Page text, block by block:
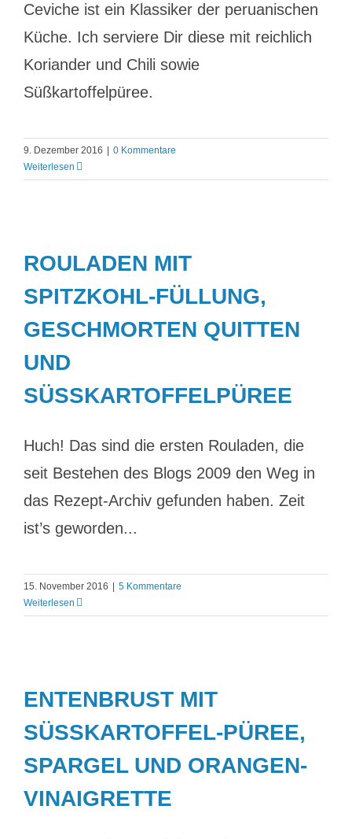
Ceviche ist ein Klassiker der peruanischen
Küche. Ich serviere Dir diese mit reichlich
Koriander und Chili sowie
Süßkartoffelpüree.
9. Dezember 2016
0 Kommentare
Weiterlesen
ROULADEN MIT
SPITZKOHL-FÜLLUNG,
GESCHMORTEN QUITTEN
UND
SÜSSKARTOFFELPÜREE
Huch! Das sind die ersten Rouladen, die
seit Bestehen des Blogs 2009 den Weg in
das Rezept-Archiv gefunden haben. Zeit
ist’s geworden...
15. November 2016
5 Kommentare
Weiterlesen
ENTENBRUST MIT
SÜSSKARTOFFEL-PÜREE, S
PARGEL UND ORANGEN-V
INAIGRETTE